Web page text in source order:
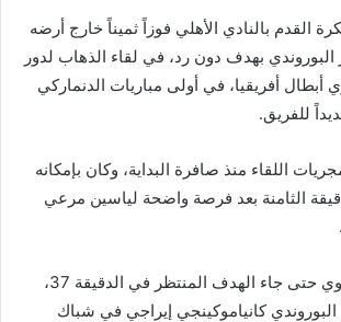
القدم بالنادي الأهلي فوزاً ثميناً خارج أرضه
بهدف دون رد، في لقاء الذهاب لدور
أبطال أفريقيا، في أولى مباريات الدنماركي
للفريق.
اللقاء منذ صافرة البداية، وكان بإمكانه
الثامنة بعد فرصة واضحة لياسين مرعي
استمر الضغط الأهلاوي حتى جاء الهدف المنتظر في الدقيقة 37،
كانياموكينجي إيراجي في شباك